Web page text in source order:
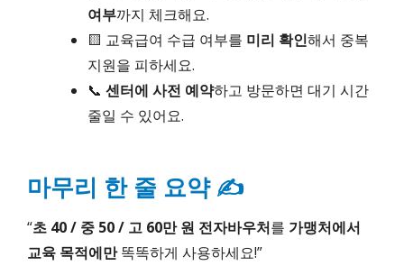
여부까지 체크해요.
🟨 교육급여 수급 여부를 미리 확인해서 중복
지원을 피하세요.
📞센터에 사전 예약하고 방문하면 대기 시간
줄일 수 있어요.
마무리 한 줄 요약 ✍️
“초 40 / 중 50 / 고 60만 원 전자바우처를 가맹처에서
교육 목적에만똑똑하게 사용하세요!”